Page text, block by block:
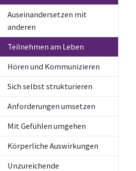
Auseinandersetzen mit
anderen
Teilnehmen am Leben
Hören und Kommunizieren
Sich selbst strukturieren
Anforderungen umsetzen
Mit Gefühlen umgehen
Körperliche Auswirkungen
Unzureichende